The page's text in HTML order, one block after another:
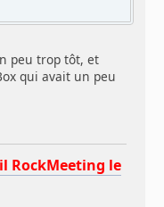
peu trop tôt, et
qui avait un peu
RockMeeting le